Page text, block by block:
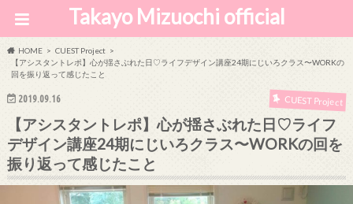
Takayo Mizuochi official
HOME
CUEST Project
【アシスタントレポ】心が揺さぶれた日♡ライフデザイン講座24期にじいろクラス〜WORKの
回を振り返って感じたこと
2019.09.16 CUEST Project
【アシスタントレポ】心が揺さぶれた日♡ライフ
デザイン講座24期にじいろクラス〜WORKの回を
振り返って感じたこと